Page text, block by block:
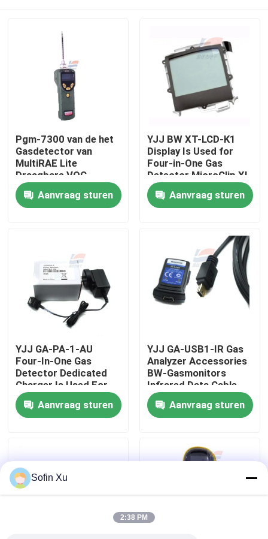
Huis
VR-show
Over ons
Fabriekstocht
Kwaliteitscontrole
Neem contact met ons op
De Sensor van het zuurstofgas
Pgm-7300 van de het
Gasdetector van
MultiRAE Lite
Draagbare VOC
Economische
Handbediend
Aanvraag sturen
YJJ BW XT-LCD-K1
Display Is Used for
Four-in-One Gas
Detector MicroClip XL
MCXL-XWHM-Y-CN
Aanvraag sturen
YJJ GA-PA-1-AU
Four-In-One Gas
Detector Dedicated
Charger Is Used For
BW MicroClip XL Four-
In-One Gas Detector
Aanvraag sturen
YJJ GA-USB1-IR Gas
Analyzer Accessories
BW-Gasmonitors
Infrared Data Cable
Aanvraag sturen
Sofin Xu
2:38 PM